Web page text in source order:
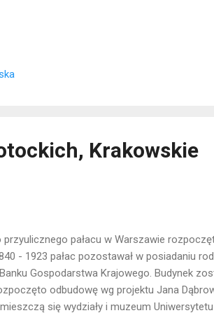
Krakowskie
pałacu w Warszawie
- 1923 pałac pozostawał w posiadaniu
Gospodarstwa Krajowego. Budynek
odbudowę wg projektu Jana
się wydziały i muzeum